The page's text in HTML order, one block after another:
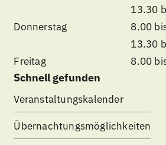
13.30
Donnerstag
8.00
13.30
Freitag
8.00
Schnell gefunden
Veranstaltungskalender
Übernachtungsmöglichkeiten